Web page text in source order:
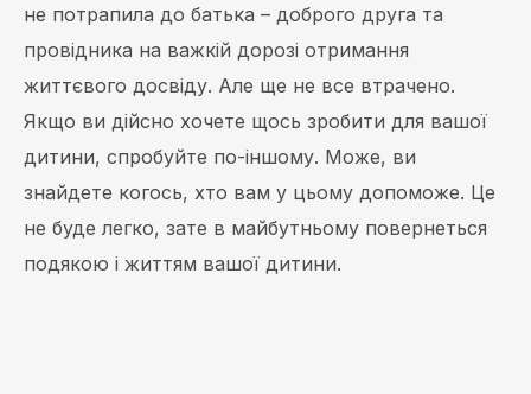
не потрапила до батька – доброго друга та
провідника на важкій дорозі отримання
життєвого досвіду. Але ще не все втрачено.
Якщо ви дійсно хочете щось зробити для вашої
дитини, спробуйте по-іншому. Може, ви
знайдете когось, хто вам у цьому допоможе. Це
не буде легко, зате в майбутньому повернеться
подякою і життям вашої дитини.